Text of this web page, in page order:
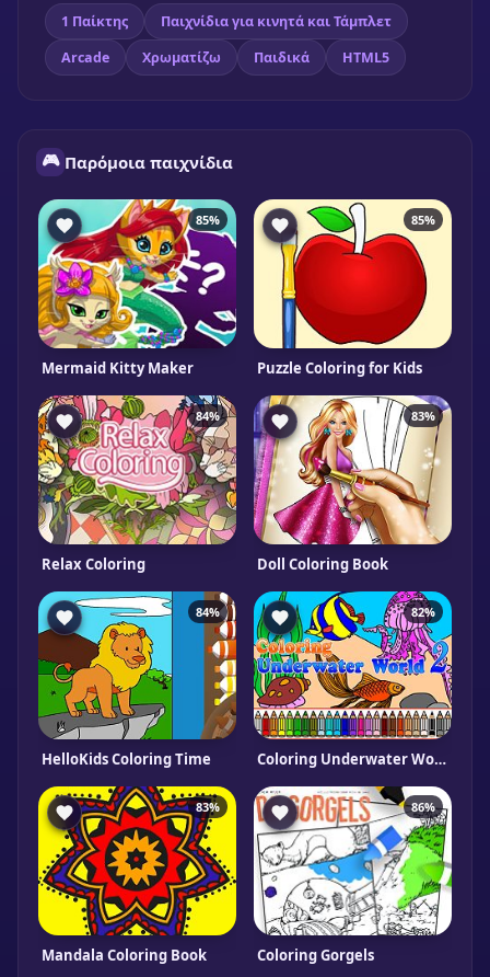
1 Παίκτης
Παιχνίδια για κινητά και Τάμπλετ
Arcade
Χρωματίζω Παιδικά HTML5
🎮 Παρόμοια παιχνίδια
85%
Mermaid Kitty Maker
85%
Puzzle Coloring for Kids
84%
Relax Coloring
83%
Doll Coloring Book
84%
HelloKids Coloring Time
82%
Coloring Underwater World 2
83%
Mandala Coloring Book
86%
Coloring Gorgels